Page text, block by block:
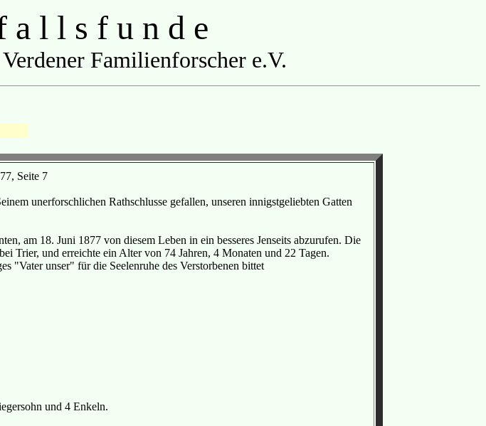
a l l s f u n d e
Familienforscher e.V.
Seite 7
unerforschlichen Rathschlusse gefallen, unseren innigstgeliebten Gatten
am 18. Juni 1877 von diesem Leben in ein besseres Jenseits abzurufen. Die
Trier, und erreichte ein Alter von 74 Jahren, 4 Monaten und 22 Tagen.
"Vater unser" für die Seelenruhe des Verstorbenen bittet
und 4 Enkeln.